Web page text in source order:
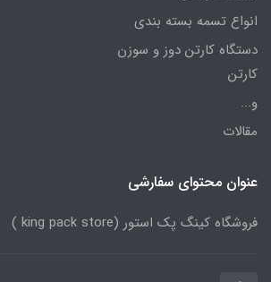
انواع تسمه بسته بندی
دستگاه کارتن دوز و سوزن
کارتن
و...
مقالات
عنوان محتوای سفارشی
فروشگاه کینگ پک استور (king pack store )